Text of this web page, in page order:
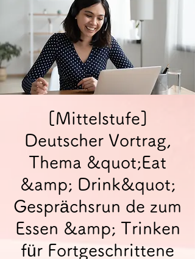
[Mittelstufe]
Deutscher Vortrag,
Thema &quot;Eat
&amp; Drink&quot;
Gesprächsrun de zum
Essen &amp; Trinken
für Fortgeschrittene